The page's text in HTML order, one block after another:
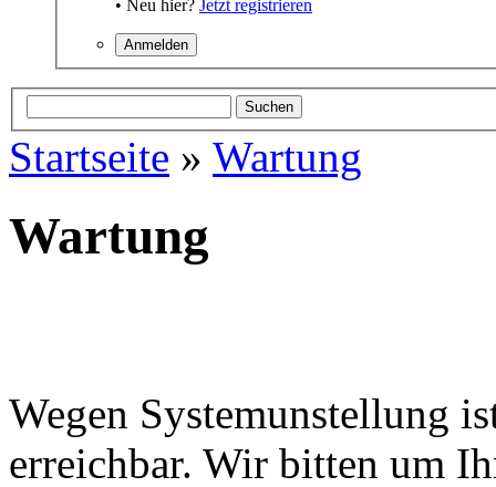
• Neu hier? Jetzt registrieren
Startseite » Wartung
Wartung
Wegen Systemunstellung
erreichbar. Wir bitten um